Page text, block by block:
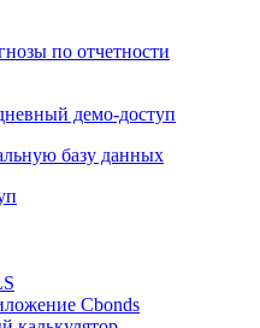
по отчетности
демо-доступ
базу данных
Cbonds